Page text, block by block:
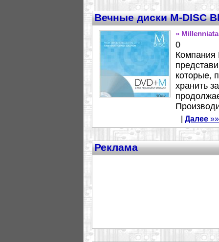
Вечные диски M-DISC
»
0
Компания
которые,
хранить
Далее
Реклама